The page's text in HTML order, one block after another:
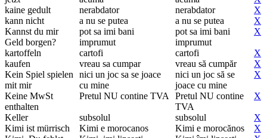
kaine gedult
nerabdator nerabdator
X
kann nicht
a nu se putea a nu se putea
X
Kannst du mir
Geld borgen?
pot sa imi bani
imprumut
pot sa imi bani
imprumut
X
kartoffeln cartofi cartofi
X
kaufen
vreau sa cumpar vreau să cumpăr
X
Kein Spiel spielen
mit mir
nici un joc sa se joace
cu mine
nici un joc să se
joace cu mine
X
Keine MwSt
enthalten
Pretul NU contine TVA
Pretul NU contine
TVA
X
Keller subsolul subsolul
X
Kimi ist mürrisch
Kimi e morocanos Kimi e morocănos
X